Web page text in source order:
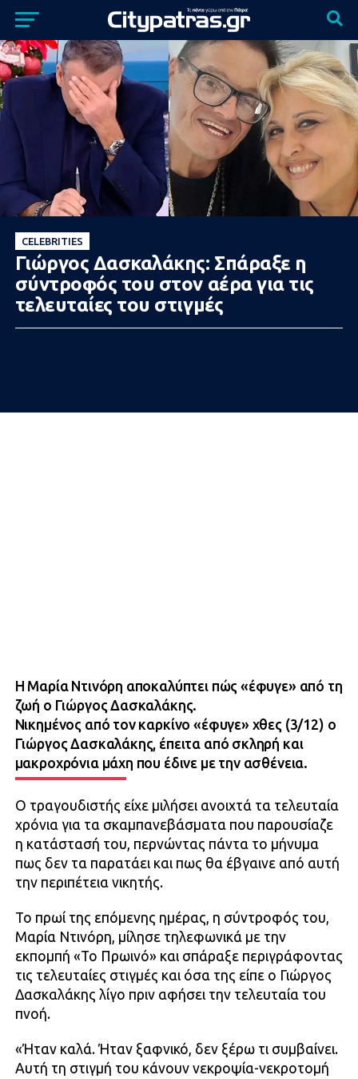
CELEBRITIES
Γιώργος Δασκαλάκης: Σπάραξε η
σύντροφός του στον αέρα για τις
τελευταίες του στιγμές
Η Μαρία Ντινόρη αποκαλύπτει πώς «έφυγε» από τη
ζωή ο Γιώργος Δασκαλάκης.
Νικημένος από τον καρκίνο «έφυγε» χθες (3/12) ο
Γιώργος Δασκαλάκης, έπειτα από σκληρή και
μακροχρόνια μάχη που έδινε με την ασθένεια.
Ο τραγουδιστής είχε μιλήσει ανοιχτά τα τελευταία
χρόνια για τα σκαμπανεβάσματα που παρουσίαζε
η κατάστασή του, περνώντας πάντα το μήνυμα
πως δεν τα παρατάει και πως θα έβγαινε από αυτή
την περιπέτεια νικητής.
Το πρωί της επόμενης ημέρας, η σύντροφός του,
Μαρία Ντινόρη, μίλησε τηλεφωνικά με την
εκπομπή «Το Πρωινό» και σπάραξε περιγράφοντας
τις τελευταίες στιγμές και όσα της είπε ο Γιώργος
Δασκαλάκης λίγο πριν αφήσει την τελευταία του
πνοή.
«Ήταν καλά. Ήταν ξαφνικό, δεν ξέρω τι συμβαίνει.
Αυτή τη στιγμή του κάνουν νεκροψία-νεκροτομή